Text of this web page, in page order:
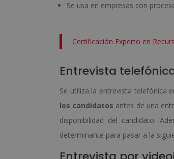
Se usa en empresas con
Certificación Experto en
Entrevista
Se utiliza la entrevista telefónica
los candidatos antes de una
disponibilidad del candidato.
determinante para pasar a la